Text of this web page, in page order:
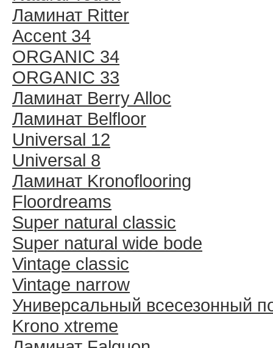
Ламинат Ritter
Accent 34
ORGANIC 34
ORGANIC 33
Ламинат Berry Alloc
Ламинат Belfloor
Universal 12
Universal 8
Ламинат Kronoflooring
Floordreams
Super natural classic
Super natural wide bode
Vintage classic
Vintage narrow
Универсальный всесезонный
Krono xtreme